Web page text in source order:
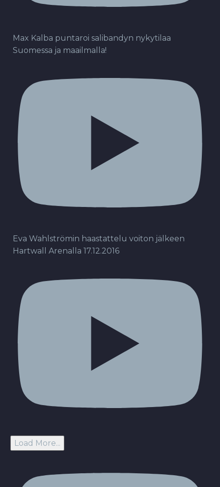
Max Kalba puntaroi salibandyn nykytilaa
Suomessa ja maailmalla!
Eva Wahlströmin haastattelu voiton jälkeen
Hartwall Arenalla 17.12.2016
Load More...